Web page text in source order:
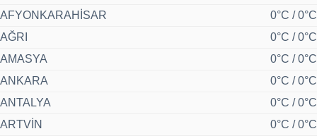
AFYONKARAHİSAR
0°C / 0°C
AĞRI
0°C / 0°C
AMASYA
0°C / 0°C
ANKARA
0°C / 0°C
ANTALYA
0°C / 0°C
ARTVİN
0°C / 0°C